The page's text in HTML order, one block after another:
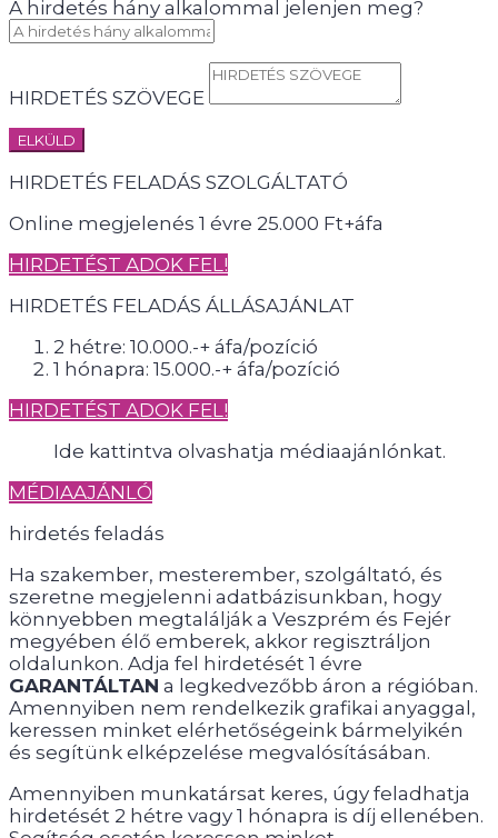
A hirdetés hány alkalommal jelenjen meg?
HIRDETÉS SZÖVEGE
ELKÜLD
HIRDETÉS FELADÁS SZOLGÁLTATÓ
Online megjelenés 1 évre 25.000 Ft+áfa
HIRDETÉST ADOK FEL!
HIRDETÉS FELADÁS ÁLLÁSAJÁNLAT
2 hétre: 10.000.-+ áfa/pozíció
1 hónapra: 15.000.-+ áfa/pozíció
HIRDETÉST ADOK FEL!
Ide kattintva olvashatja médiaajánlónkat.
MÉDIAAJÁNLÓ
hirdetés feladás
Ha szakember, mesterember, szolgáltató, és
szeretne megjelenni adatbázisunkban, hogy
könnyebben megtalálják a Veszprém és Fejér
megyében élő emberek, akkor regisztráljon
oldalunkon. Adja fel hirdetését 1 évre
GARANTÁLTAN a legkedvezőbb áron a régióban.
Amennyiben nem rendelkezik grafikai anyaggal,
keressen minket elérhetőségeink bármelyikén
és segítünk elképzelése megvalósításában.
Amennyiben munkatársat keres, úgy feladhatja
hirdetését 2 hétre vagy 1 hónapra is díj ellenében.